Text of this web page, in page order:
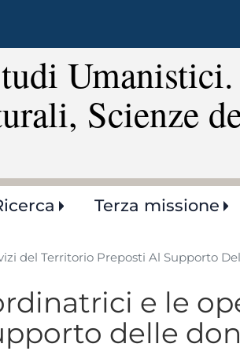
contenuto
principale
Umanistici.
Scienze
Terza missione
del Territorio Preposti Al Supporto
e le
delle